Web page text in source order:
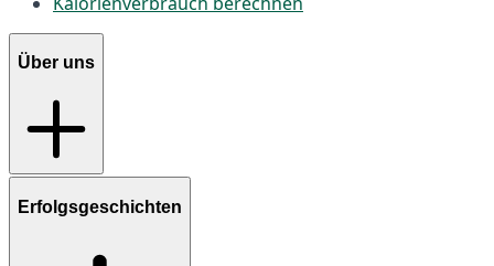
Über uns
Erfolgsgeschichten